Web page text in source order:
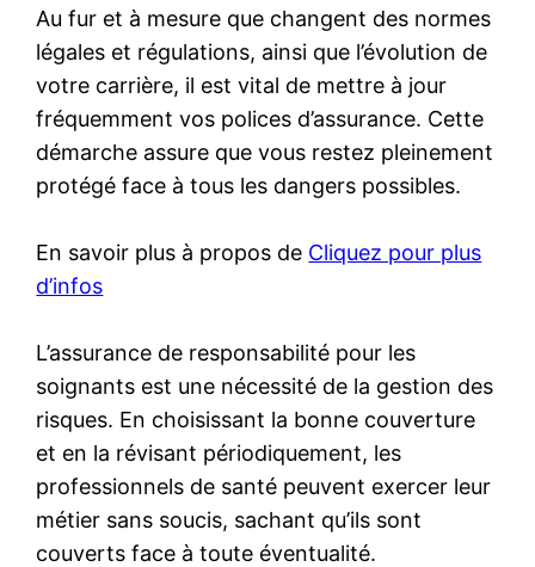
Au fur et à mesure que changent des normes
légales et régulations, ainsi que l’évolution de
votre carrière, il est vital de mettre à jour
fréquemment vos polices d’assurance. Cette
démarche assure que vous restez pleinement
protégé face à tous les dangers possibles.
En savoir plus à propos de Cliquez pour plus
d’infos
L’assurance de responsabilité pour les
soignants est une nécessité de la gestion des
risques. En choisissant la bonne couverture
et en la révisant périodiquement, les
professionnels de santé peuvent exercer leur
métier sans soucis, sachant qu’ils sont
couverts face à toute éventualité.